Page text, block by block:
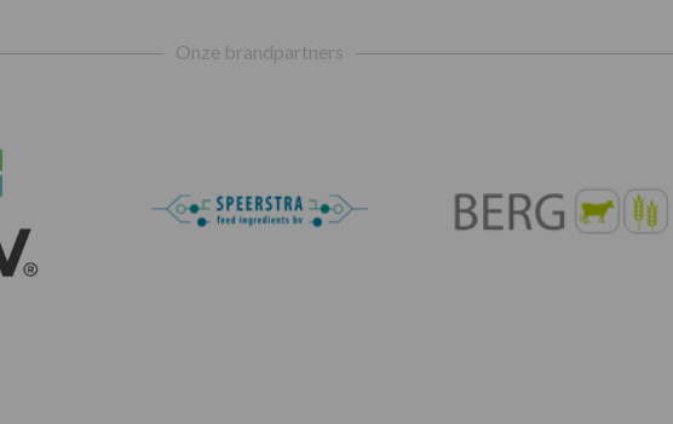
Onze brandpartners